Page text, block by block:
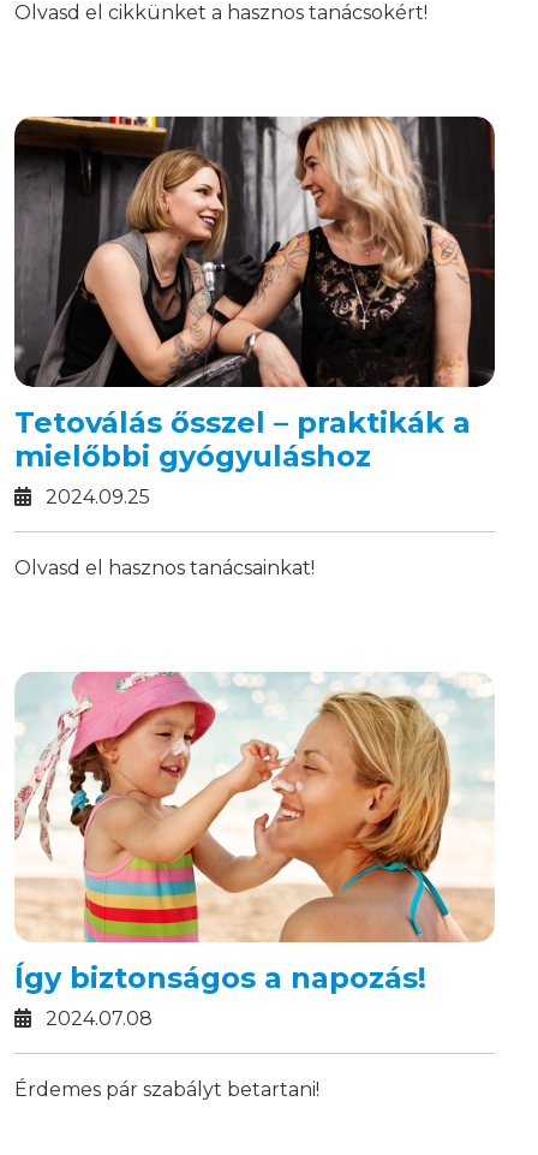
Olvasd el cikkünket a hasznos tanácsokért!
Tetoválás ősszel – praktikák a
mielőbbi gyógyuláshoz
2024.09.25
Olvasd el hasznos tanácsainkat!
Így biztonságos a napozás!
2024.07.08
Érdemes pár szabályt betartani!